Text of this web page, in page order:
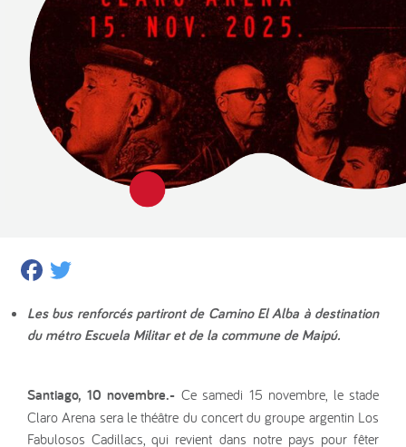
Facebook
Les bus renforcés partiront de Camino El Alba à destination
du métro Escuela Militar et de la commune de Maipú.
Santiago, 10 novembre.- Ce samedi 15 novembre, le stade
Claro Arena sera le théâtre du concert du groupe argentin Los
Fabulosos Cadillacs, qui revient dans notre pays pour fêter